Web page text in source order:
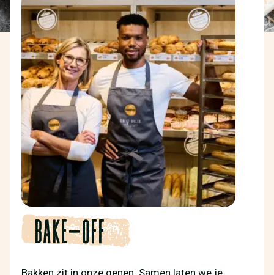
Bake-off
Bakken zit in onze genen. Samen laten we je